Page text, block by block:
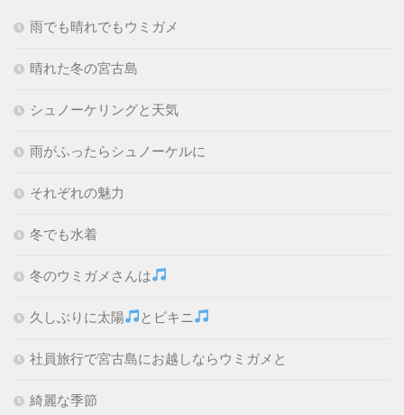
雨でも晴れでもウミガメ
晴れた冬の宮古島
シュノーケリングと天気
雨がふったらシュノーケルに
それぞれの魅力
冬でも水着
冬のウミガメさんは
久しぶりに太陽 とビキニ
社員旅行で宮古島にお越しならウミガメと
綺麗な季節